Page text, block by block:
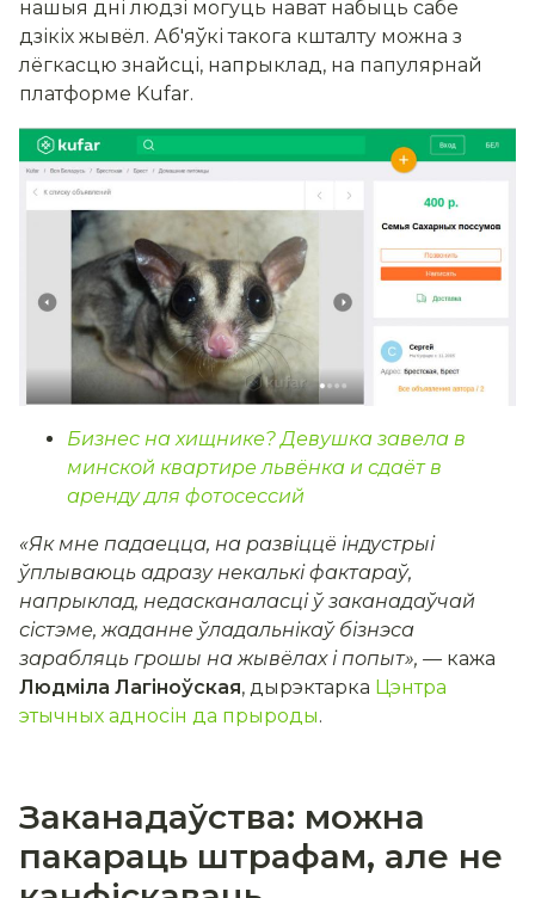
нашыя дні людзі могуць нават набыць сабе
дзікіх жывёл. Аб'яўкі такога кшталту можна з
лёгкасцю знайсці, напрыклад, на папулярнай
платформе Kufar.
Бизнес на хищнике? Девушка завела в
минской квартире львёнка и сдаёт в
аренду для фотосессий
«Як мне падаецца, на развіццё індустрыі
ўплываюць адразу некалькі фактараў,
напрыклад, недасканаласці ў заканадаўчай
сістэме, жаданне ўладальнікаў бізнэса
зарабляць грошы на жывёлах і попыт», — кажа
Людміла Лагіноўская, дырэктарка Цэнтра
этычных адносін да прыроды.
Заканадаўства: можна
пакараць штрафам, але не